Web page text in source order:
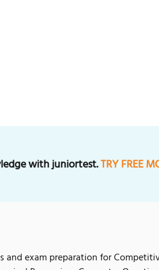
with juniortest.TRY FREE
and exam preparation for